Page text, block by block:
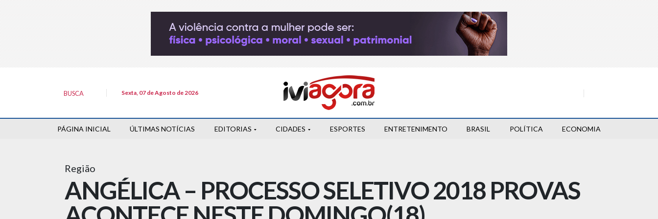
BUSCA Sexta, 07 de Agosto de 2026
PÁGINA INICIAL ÚLTIMAS NOTÍCIAS EDITORIAS CIDADES ESPORTES ENTRETENIMENTO BRASIL POLÍTICA ECONOMIA
Região
ANGÉLICA – PROCESSO SELETIVO 2018 PROVAS